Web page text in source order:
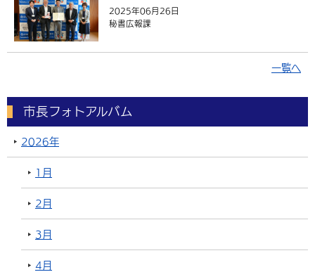
2025年06月26日
秘書広報課
一覧へ
市長フォトアルバム
2026年
1月
2月
3月
4月